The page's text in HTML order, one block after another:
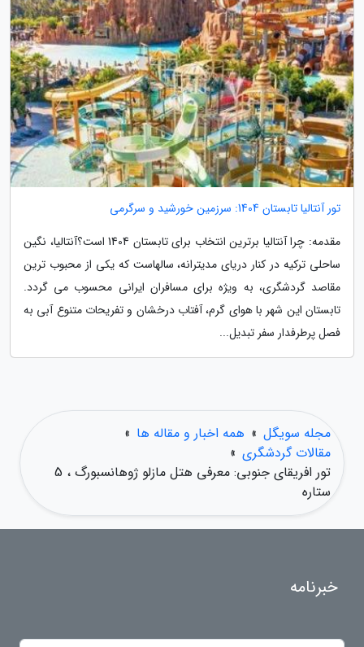
تور آنتالیا تابستان 1404: سرزمین خورشید و سرگرمی
مقدمه: چرا آنتالیا برترین انتخاب برای تابستان 1404 است؟آنتالیا، نگین
ساحلی ترکیه در کنار دریای مدیترانه، سالهاست که یکی از محبوب ترین
مقاصد گردشگری، به ویژه برای مسافران ایرانی محسوب می گردد.
تابستان این شهر با هوای گرم، آفتاب درخشان و تفریحات متنوع آبی به
فصل پرطرفدار سفر تبدیل...
مجله سویگل » همه اخبار و مقاله ها »
مقالات گردشگری »
تور افریقای جنوبی: معرفی هتل مازلو ژوهانسبورگ ، 5
ستاره
خبرنامه